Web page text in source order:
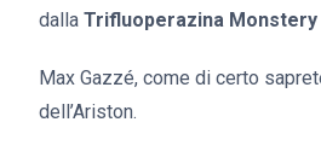
dalla Trifluoperazina Monstery
Max Gazzé, come di certo
dell’Ariston.